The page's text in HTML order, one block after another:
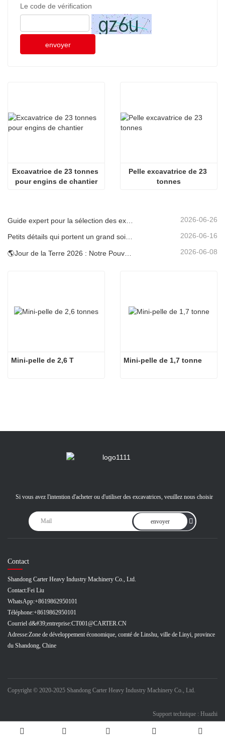
Le code de vérification
envoyer
Excavatrice de 23 tonnes
pour engins de chantier
Pelle excavatrice de 23
tonnes
2026-06-26
Petits détails qui portent un grand soin : porte-gobelet soudé sur mesure pour mini-pelles 2026-06-16
2026-06-08
Mini-pelle de 2,6 T Mini-pelle de 1,7 tonne
Si vous avez l'intention d'acheter ou d'utiliser des excavatrices, veuillez nous choisir
envoyer
Contact
Shandong Carter Heavy Industry Machinery Co., Ltd.
Contact:Fei Liu
WhatsApp:+8619862950101
Téléphone:+8619862950101
Courriel d&#39;entreprise:CT001@CARTER.CN
Adresse:Zone de développement économique, comté de Linshu, ville de Linyi, province
du Shandong, Chine
Copyright © 2020-2025 Shandong Carter Heavy Industry Machinery Co., Ltd.
Support technique : Huazhi